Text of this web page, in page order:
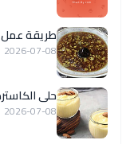
طريقة عمل
2026-07-08
حلى
2026-07-08